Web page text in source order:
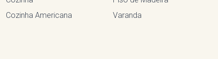
Cozinha Americana
Varanda